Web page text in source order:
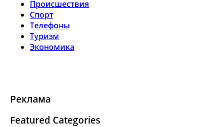
Происшествия
Спорт
Телефоны
Туризм
Экономика
Реклама
Featured Categories